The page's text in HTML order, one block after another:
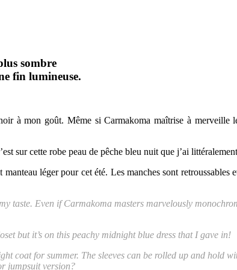
sombre
fin lumineuse.
à mon goût. Même si Carmakoma maîtrise à merveille
sur cette robe peau de pêche bleu nuit que j’ai
léger pour cet été. Les manches sont retroussables
taste. Even if Carmakoma masters marvelously
but it’s on this peachy midnight blue dress that I gave in!
coat for summer. The sleeves can be rolled up and hold
jumpsuit version?